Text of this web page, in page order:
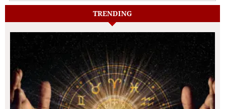
TRENDING